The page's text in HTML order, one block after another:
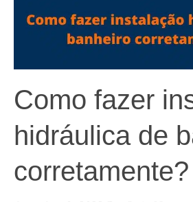
Como fazer
hidráulica de
corretamente?